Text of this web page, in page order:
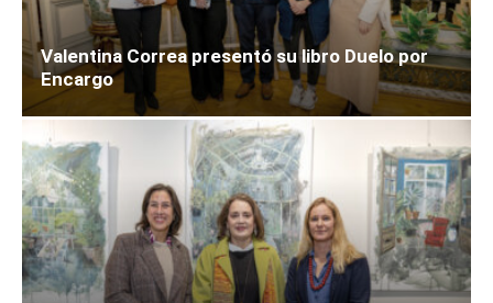
Valentina Correa presentó su libro Duelo por
Encargo